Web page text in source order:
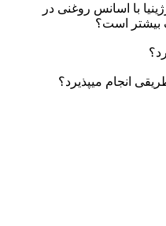
با اسانس روغنی در
بیشتر است؟